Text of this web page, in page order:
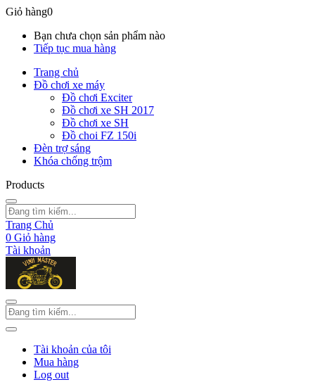
Giỏ hàng0
Bạn chưa chọn sản phẩm nào
Tiếp tục mua hàng
Trang chủ
Đồ chơi xe máy
Đồ chơi Exciter
Đồ chơi xe SH 2017
Đồ chơi xe SH
Đồ choi FZ 150i
Đèn trợ sáng
Khóa chống trộm
Products
Trang Chủ
0 Giỏ hàng
Tài khoản
Tài khoản của tôi
Mua hàng
Log out